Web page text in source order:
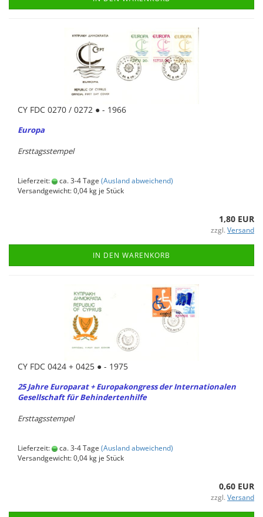
CY FDC 0270 / 0272 ● - 1966
Eu­ro­pa
Erst­tags­stem­pel
Lieferzeit: ca. 3-4 Tage (Ausland abweichend)
Versandgewicht:0,04 kg je Stück
1,80 EUR
zzgl. Versand
IN DEN WARENKORB
CY FDC 0424 + 0425 ● - 1975
25 Jahre Eu­ro­pa­rat + Eu­ro­pa­kon­gress der In­ter­na­tio­na­len
Ge­sell­schaft für Be­hin­der­ten­hil­fe
Erst­tags­stem­pel
Lieferzeit: ca. 3-4 Tage (Ausland abweichend)
Versandgewicht:0,04 kg je Stück
0,60 EUR
zzgl. Versand